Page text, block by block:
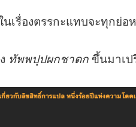
เรื่องตรรกะแทบจะทุกย่อ
ทัพพปุปผกชาดก ขึ้นมาเป